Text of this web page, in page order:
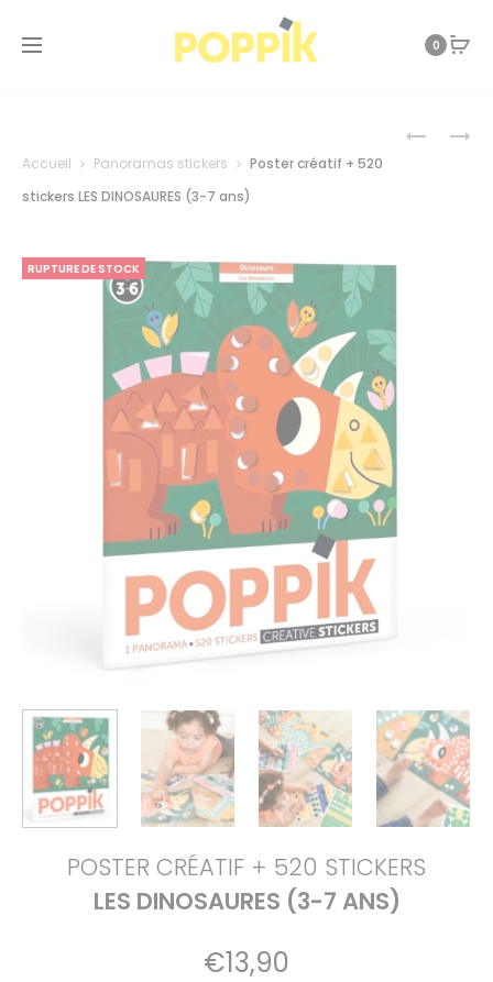
0
POSTER
PUZZLE
Accueil Panoramas stickers
Poster créatif + 520
stickers LES DINOSAURES (3-7 ans)
RUPTURE DE STOCK
POSTER CRÉATIF + 520 STICKERS
LES DINOSAURES (3-7 ANS)
€13,90